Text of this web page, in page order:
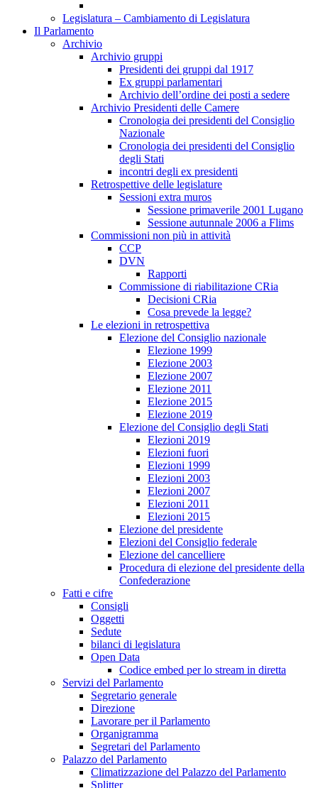
Legislatura – Cambiamento di Legislatura
Il Parlamento
Archivio
Archivio gruppi
Presidenti dei gruppi dal 1917
Ex gruppi parlamentari
Archivio dell’ordine dei posti a sedere
Archivio Presidenti delle Camere
Cronologia dei presidenti del Consiglio
Nazionale
Cronologia dei presidenti del Consiglio
degli Stati
incontri degli ex presidenti
Retrospettive delle legislature
Sessioni extra muros
Sessione primaverile 2001 Lugano
Sessione autunnale 2006 a Flims
Commissioni non più in attività
CCP
DVN
Rapporti
Commissione di riabilitazione CRia
Decisioni CRia
Cosa prevede la legge?
Le elezioni in retrospettiva
Elezione del Consiglio nazionale
Elezione 1999
Elezione 2003
Elezione 2007
Elezione 2011
Elezione 2015
Elezione 2019
Elezione del Consiglio degli Stati
Elezioni 2019
Elezioni fuori
Elezioni 1999
Elezioni 2003
Elezioni 2007
Elezioni 2011
Elezioni 2015
Elezione del presidente
Elezioni del Consiglio federale
Elezione del cancelliere
Procedura di elezione del presidente della
Confederazione
Fatti e cifre
Consigli
Oggetti
Sedute
bilanci di legislatura
Open Data
Codice embed per lo stream in diretta
Servizi del Parlamento
Segretario generale
Direzione
Lavorare per il Parlamento
Organigramma
Segretari del Parlamento
Palazzo del Parlamento
Climatizzazione del Palazzo del Parlamento
Splitter